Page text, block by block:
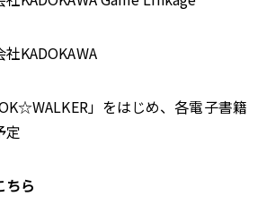
KADOKAWA
」をはじめ、各電子書籍
定
ら